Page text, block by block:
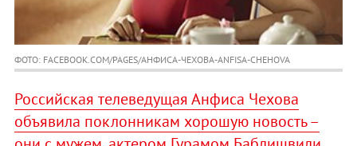
ФОТО: FACEBOOK.COM/PAGES/АНФИСА-ЧЕХОВА-ANFISA-CHEHOVA
Российская телеведущая Анфиса Чехова
объявила поклонникам хорошую новость –